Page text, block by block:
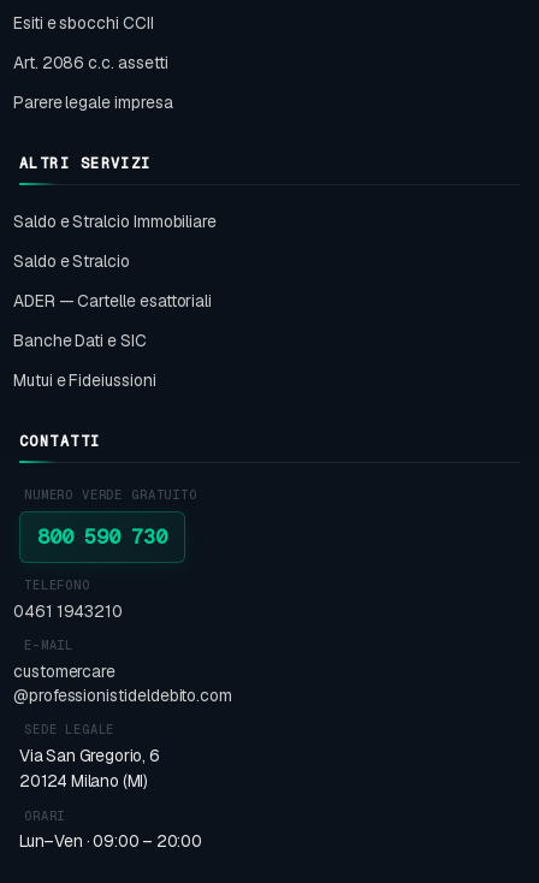
Esiti e sbocchi CCII
Art. 2086 c.c. assetti
Parere legale impresa
ALTRI SERVIZI
Saldo e Stralcio Immobiliare
Saldo e Stralcio
ADER — Cartelle esattoriali
Banche Dati e SIC
Mutui e Fideiussioni
CONTATTI
NUMERO VERDE GRATUITO
800 590 730
TELEFONO
0461 1943210
E-MAIL
customercare
@professionistideldebito.com
SEDE LEGALE
Via San Gregorio, 6
20124 Milano (MI)
ORARI
Lun–Ven · 09:00 – 20:00